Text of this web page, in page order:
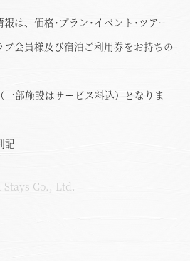
は、価格･プラン･イベント･ツアー
会員様及び宿泊ご利用券をお持ちの
部施設はサービス料込）となりま
記
Co., Ltd.